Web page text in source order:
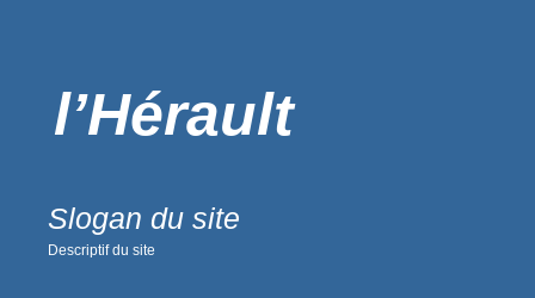
l’Hérault
Slogan du site
Descriptif du site